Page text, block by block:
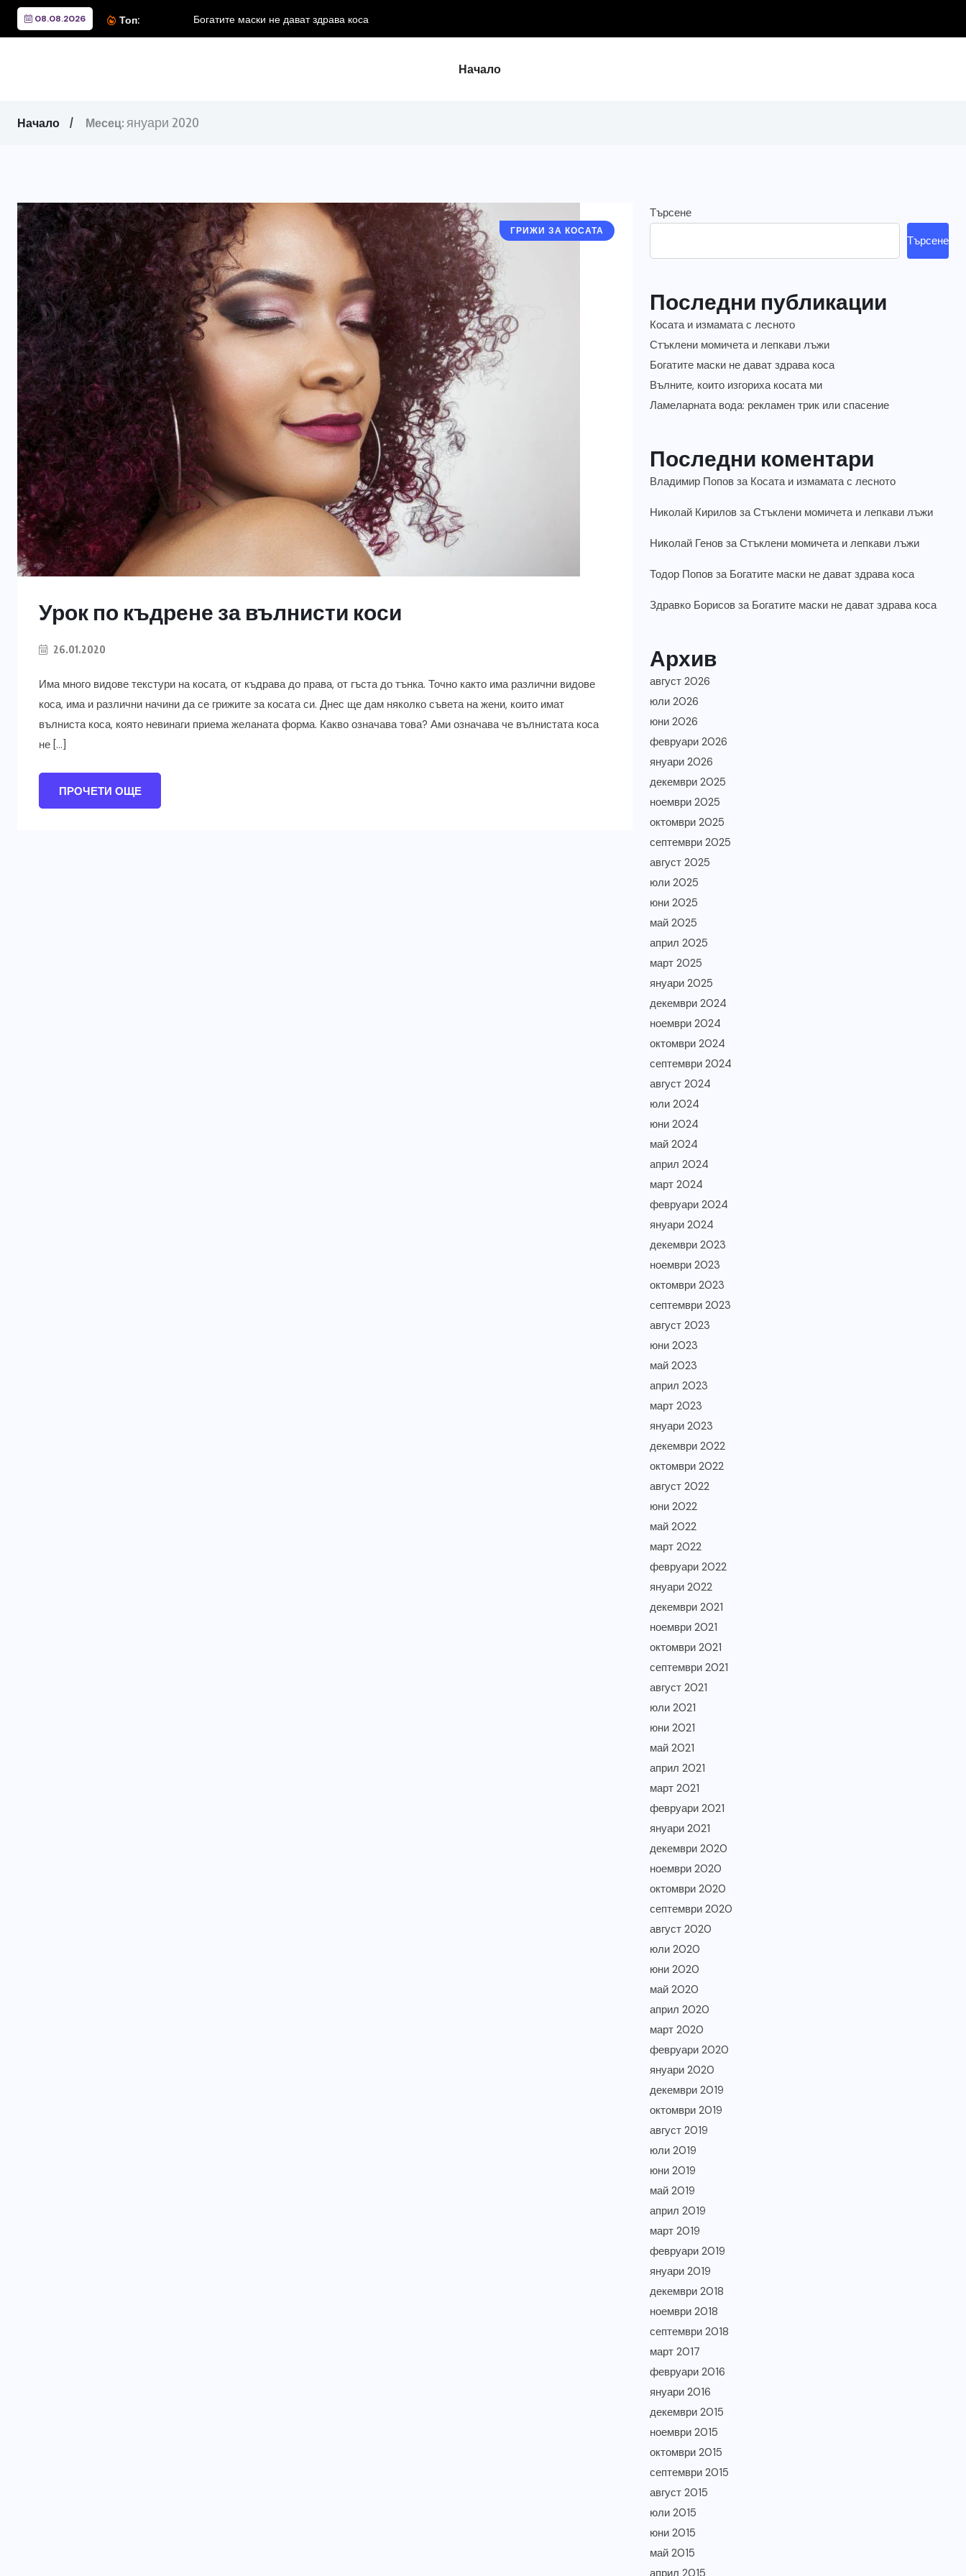
08.08.2026 Топ: Богатите маски не дават здрава коса
Начало
Начало Месец: януари 2020
ГРИЖИ ЗА КОСАТА
Урок по къдрене за вълнисти коси
26.01.2020
Има много видове текстури на косата, от къдрава до права, от гъста до тънка. Точно както има различни видове
коса, има и различни начини да се грижите за косата си. Днес ще дам няколко съвета на жени, които имат
вълниста коса, която невинаги приема желаната форма. Какво означава това? Ами означава че вълнистата коса
не […]
ПРОЧЕТИ ОЩЕ
Търсене
Търсене
Последни публикации
Косата и измамата с лесното
Стъклени момичета и лепкави лъжи
Богатите маски не дават здрава коса
Вълните, които изгориха косата ми
Ламеларната вода: рекламен трик или спасение
Последни коментари
Владимир Попов за Косата и измамата с лесното
Николай Кирилов заСтъклени момичета и лепкави лъжи
Николай Генов заСтъклени момичета и лепкави лъжи
Тодор Попов за Богатите маски не дават здрава коса
Здравко Борисов за Богатите маски не дават здрава коса
Архив
август 2026
юли 2026
юни 2026
февруари 2026
януари 2026
декември 2025
ноември 2025
октомври 2025
септември 2025
август 2025
юли 2025
юни 2025
май 2025
април 2025
март 2025
януари 2025
декември 2024
ноември 2024
октомври 2024
септември 2024
август 2024
юли 2024
юни 2024
май 2024
април 2024
март 2024
февруари 2024
януари 2024
декември 2023
ноември 2023
октомври 2023
септември 2023
август 2023
юни 2023
май 2023
април 2023
март 2023
януари 2023
декември 2022
октомври 2022
август 2022
юни 2022
май 2022
март 2022
февруари 2022
януари 2022
декември 2021
ноември 2021
октомври 2021
септември 2021
август 2021
юли 2021
юни 2021
май 2021
април 2021
март 2021
февруари 2021
януари 2021
декември 2020
ноември 2020
октомври 2020
септември 2020
август 2020
юли 2020
юни 2020
май 2020
април 2020
март 2020
февруари 2020
януари 2020
декември 2019
октомври 2019
август 2019
юли 2019
юни 2019
май 2019
април 2019
март 2019
февруари 2019
януари 2019
декември 2018
ноември 2018
септември 2018
март 2017
февруари 2016
януари 2016
декември 2015
ноември 2015
октомври 2015
септември 2015
август 2015
юли 2015
юни 2015
май 2015
април 2015